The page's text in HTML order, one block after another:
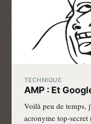
TECHNIQUE
AMP : Et
Voilà peu de temps,
acronyme top-